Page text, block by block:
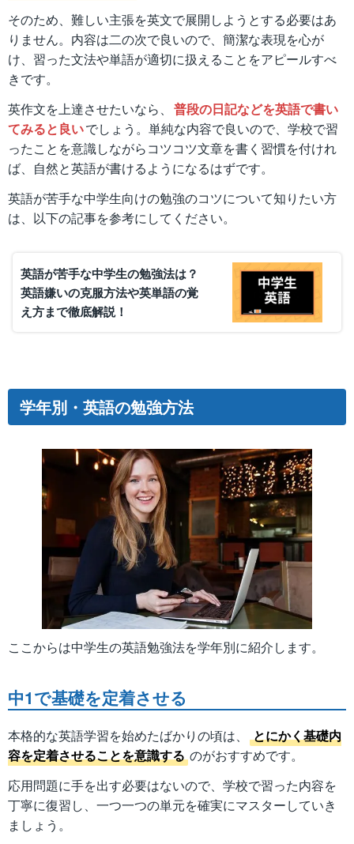
そのため、難しい主張を英文で展開しようとする必要はあ
りません。内容は二の次で良いので、簡潔な表現を心が
け、習った文法や単語が適切に扱えることをアピールすべ
きです。
英作文を上達させたいなら、 普段の日記などを英語で書い
てみると良いでしょう。単純な内容で良いので、学校で習
ったことを意識しながらコツコツ文章を書く習慣を付けれ
ば、自然と英語が書けるようになるはずです。
英語が苦手な中学生向けの勉強のコツについて知りたい方
は、以下の記事を参考にしてください。
英語が苦手な中学生の勉強法は？
英語嫌いの克服方法や英単語の覚
え方まで徹底解説！
学年別・英語の勉強方法
ここからは中学生の英語勉強法を学年別に紹介します。
中1で基礎を定着させる
本格的な英語学習を始めたばかりの頃は、
とにかく基礎内
容を定着させることを意識する のがおすすめです。
応用問題に手を出す必要はないので、学校で習った内容を
丁寧に復習し、一つ一つの単元を確実にマスターしていき
ましょう。